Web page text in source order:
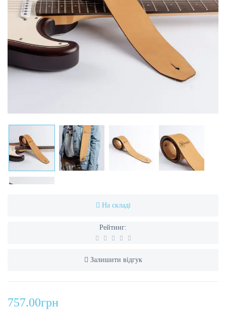
На складі
Рейтинг:
Залишити відгук
757.00грн